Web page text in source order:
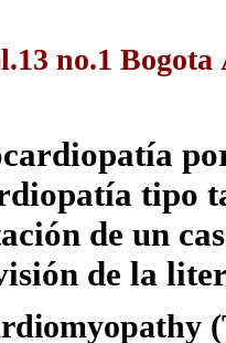
no.1 Bogota
tipo
de un
de la